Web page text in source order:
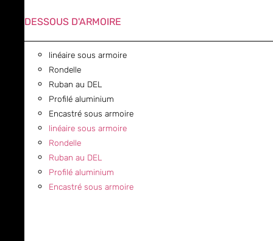
DESSOUS D'ARMOIRE
linéaire sous armoire
Rondelle
Ruban au DEL
Profilé aluminium
Encastré sous armoire
linéaire sous armoire
Rondelle
Ruban au DEL
Profilé aluminium
Encastré sous armoire